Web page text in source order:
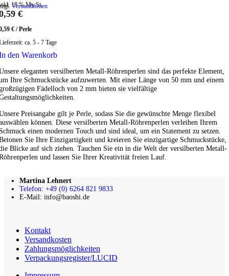
19 % MwSt.
Versandkosten
€
€ /Perle
ca. 5 - 7 Tage
den Warenkorb
eleganten versilberten Metall-Röhrenperlen sind das perfekte Element,
Ihre Schmuckstücke aufzuwerten. Mit einer Länge von 50 mm und einem
Fädelloch von 2 mm bieten sie vielfältige
Preisangabe gilt je Perle, sodass Sie die gewünschte Menge flexibel
können. Diese versilberten Metall-Röhrenperlen verleihen Ihrem
einen modernen Touch und sind ideal, um ein Statement zu setzen.
Sie Ihre Einzigartigkeit und kreieren Sie einzigartige Schmuckstücke,
Blicke auf sich ziehen. Tauchen Sie ein in die Welt der versilberten Metall-
und lassen Sie Ihrer Kreativität freien Lauf.
Martina Lehnert
Telefon: +49 (0) 6264 821 9833
E-Mail: info@baoshi.de
Kontakt
Versandkosten
Zahlungsmöglichkeiten
Verpackungsregister/LUCID